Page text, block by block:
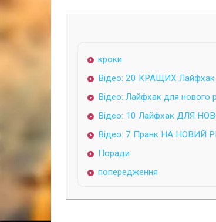
кроки
Відео: 20 КРАЩИХ
Відео: Лайфхак для нового
Відео: 10 Лайфхак ДЛЯ
Відео: 7 Пранк НА НОВИЙ
Поради
попередження